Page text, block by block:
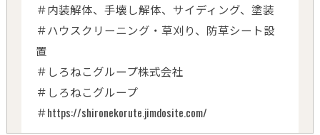
＃内装解体、手壊し解体、サイディング、塗装
＃ハウスクリーニング・草刈り、防草シート設
置
＃しろねこグループ株式会社
＃しろねこグループ
＃https://shironekorute.jimdosite.com/